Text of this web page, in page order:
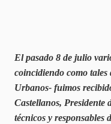
El pasado 8 de julio
coincidiendo como tales
Urbanos‐ fuimos
Castellanos,
técnicos y